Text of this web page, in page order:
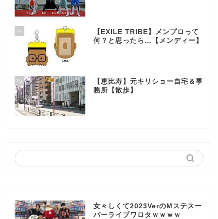
14
【EXILE TRIBE】メンプロって
何？と思ったら…【メンディー】
15
【恵比寿】元キリショー自宅＆事
務所【散歩】
女々しくて2023VerのMステスー
パーライブワロタｗｗｗｗ